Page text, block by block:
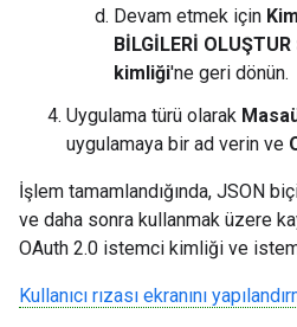
Devam etmek için
BİLGİLERİ
kimliği'ne geri dönün.
Uygulama türü olarak
uygulamaya bir ad verin ve
İşlem tamamlandığında, JSON
ve daha sonra kullanmak üzere
OAuth 2.0 istemci kimliği ve
Kullanıcı rızası ekranını